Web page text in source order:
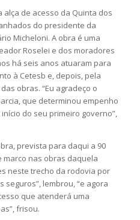
de acesso da Quinta dos
do presidente da
Micheloni. A obra é uma
Roselei e dos moradores
há seis anos atuaram para
à Cetesb e, depois, pela
obras. “Eu agradeço o
que determinou empenho
do seu primeiro governo”,
prevista para daqui a 90
marco nas obras daquela
neste trecho da rodovia por
lembrou, “e agora
que atenderá uma
frisou.